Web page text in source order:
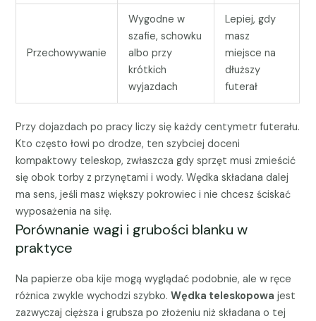
Przechowywanie
Wygodne w
szafie, schowku
albo przy
krótkich
wyjazdach
Lepiej, gdy
masz
miejsce na
dłuższy
futerał
Przy dojazdach po pracy liczy się każdy centymetr futerału.
Kto często łowi po drodze, ten szybciej doceni
kompaktowy teleskop, zwłaszcza gdy sprzęt musi zmieścić
się obok torby z przynętami i wody. Wędka składana dalej
ma sens, jeśli masz większy pokrowiec i nie chcesz ściskać
wyposażenia na siłę.
Porównanie wagi i grubości blanku w
praktyce
Na papierze oba kije mogą wyglądać podobnie, ale w ręce
różnica zwykle wychodzi szybko.Wędka teleskopowa jest
zazwyczaj cięższa i grubsza po złożeniu niż składana o tej